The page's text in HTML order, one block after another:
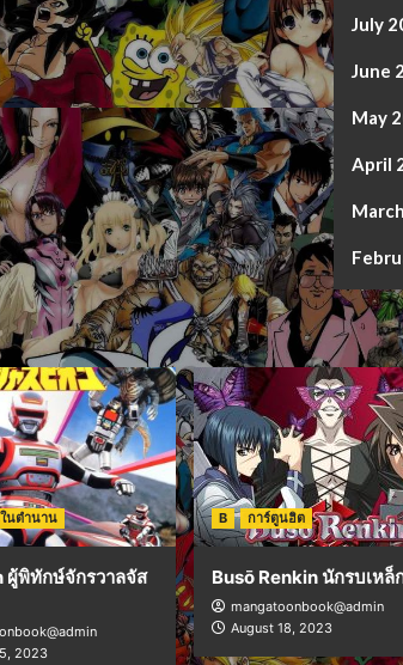
July
June
May
April
นตำนาน
ผู้พิทักษ์จักรวาลจัส
2023
B การ์ตูนฮิต
Busō Renkin นักรบเหล็
mangatoonbook@admin
August 18, 2023